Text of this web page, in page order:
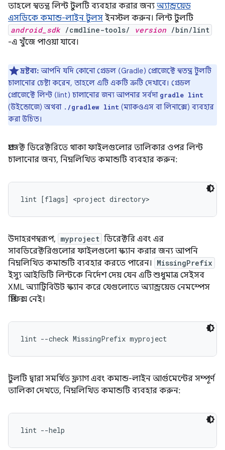
তাহলে স্বতন্ত্র লিন্ট টুলটি ব্যবহার করার জন্য অ্যান্ড্রয়েড
এসডিকে কমান্ড-লাইন টুলস ইনস্টল করুন। লিন্ট টুলটি
android_sdk/cmdline-tools/ version /bin/lint
-এ খুঁজে পাওয়া যাবে।
দ্রষ্টব্য: আপনি যদি কোনো গ্রেডল (Gradle) প্রোজেক্টে স্বতন্ত্র টুলটি
চালানোর চেষ্টা করেন, তাহলে এটি একটি ত্রুটি দেখাবে। গ্রেডল
প্রোজেক্টে লিন্ট (lint) চালানোর জন্য আপনার সর্বদা gradle lint
(উইন্ডোজে) অথবা ./gradlew lint (ম্যাকওএস বা লিনাক্সে) ব্যবহার
করা উচিত।
প্রজেক্ট ডিরেক্টরিতে থাকা ফাইলগুলোর তালিকার ওপর লিন্ট
চালানোর জন্য, নিম্নলিখিত কমান্ডটি ব্যবহার করুন:
lint [flags] <project directory>
উদাহরণস্বরূপ, myproject ডিরেক্টরি এবং এর
সাবডিরেক্টরিগুলোর ফাইলগুলো স্ক্যান করার জন্য আপনি
নিম্নলিখিত কমান্ডটি ব্যবহার করতে পারেন। MissingPrefix
ইস্যু আইডিটি লিন্টকে নির্দেশ দেয় যেন এটি শুধুমাত্র সেইসব
XML অ্যাট্রিবিউট স্ক্যান করে যেগুলোতে অ্যান্ড্রয়েড নেমস্পেস
প্রিফিক্স নেই।
lint --check MissingPrefix myproject
টুলটি দ্বারা সমর্থিত ফ্ল্যাগ এবং কমান্ড-লাইন আর্গুমেন্টের সম্পূর্ণ
তালিকা দেখতে, নিম্নলিখিত কমান্ডটি ব্যবহার করুন:
lint --help